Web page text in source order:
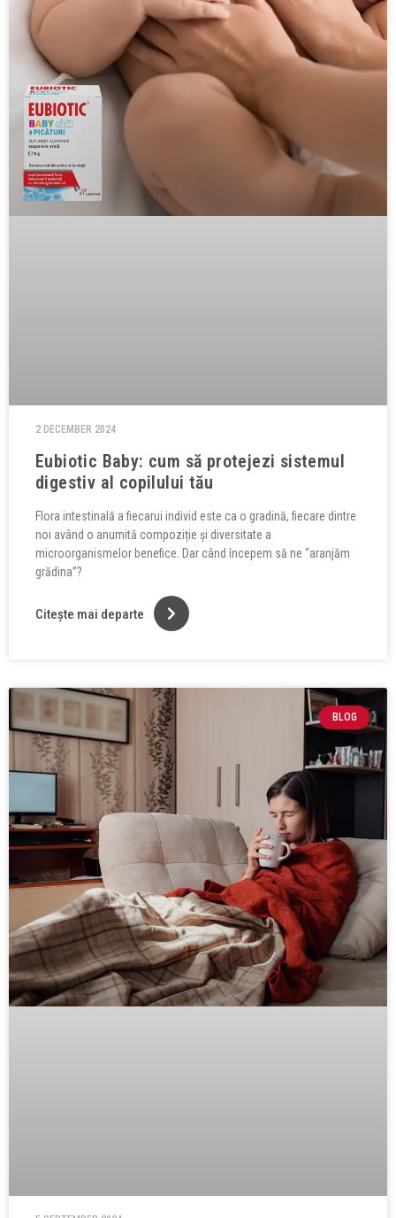
Eubiotic Baby: cum să protejezi sistemul
digestiv al copilului tău
Flora intestinală a fiecarui individ este ca o gradină, fiecare dintre
noi având o anumită compoziție și diversitate a
microorganismelor benefice. Dar când începem să ne “aranjăm
grădina”?
Citește mai departe
2 DECEMBER 2024
BLOG